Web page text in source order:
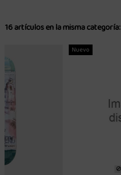
16 artículos en la misma categoría: